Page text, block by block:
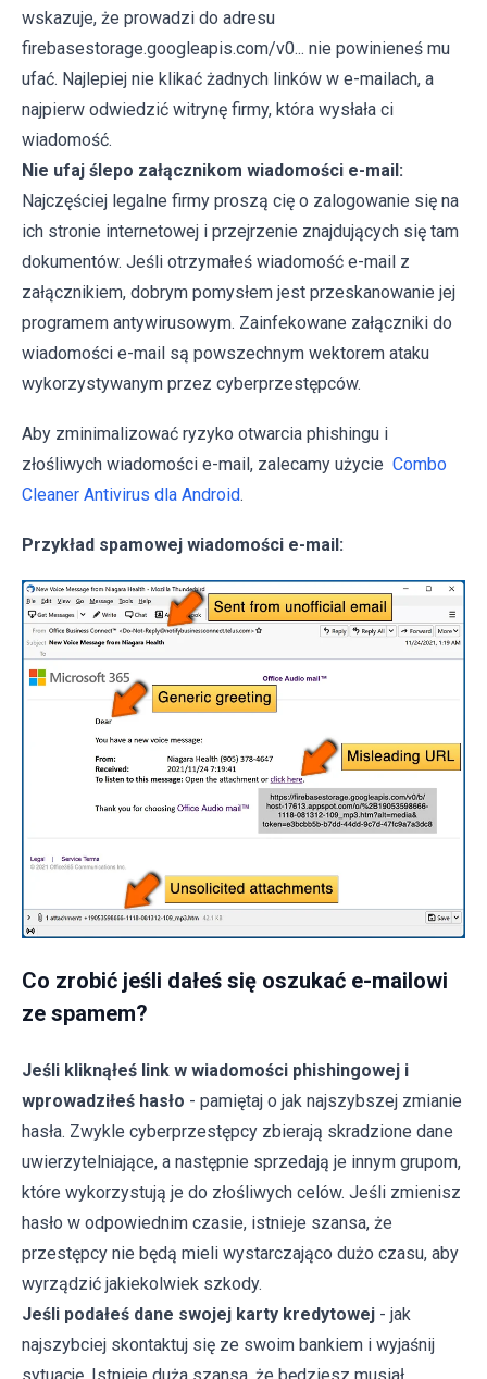
wskazuje, że prowadzi do adresu
firebasestorage.googleapis.com/v0... nie powinieneś mu
ufać. Najlepiej nie klikać żadnych linków w e-mailach, a
najpierw odwiedzić witrynę firmy, która wysłała ci
wiadomość.
Nie ufaj ślepo załącznikom wiadomości e-mail:
Najczęściej legalne firmy proszą cię o zalogowanie się na
ich stronie internetowej i przejrzenie znajdujących się tam
dokumentów. Jeśli otrzymałeś wiadomość e-mail z
załącznikiem, dobrym pomysłem jest przeskanowanie jej
programem antywirusowym. Zainfekowane załączniki do
wiadomości e-mail są powszechnym wektorem ataku
wykorzystywanym przez cyberprzestępców.
Aby zminimalizować ryzyko otwarcia phishingu i
złośliwych wiadomości e-mail, zalecamy użycie Combo
Cleaner Antivirus dla Android.
Przykład spamowej wiadomości e-mail:
Co zrobić jeśli dałeś się oszukać e-mailowi
ze spamem?
Jeśli kliknąłeś link w wiadomości phishingowej i
wprowadziłeś hasło - pamiętaj o jak najszybszej zmianie
hasła. Zwykle cyberprzestępcy zbierają skradzione dane
uwierzytelniające, a następnie sprzedają je innym grupom,
które wykorzystują je do złośliwych celów. Jeśli zmienisz
hasło w odpowiednim czasie, istnieje szansa, że
przestępcy nie będą mieli wystarczająco dużo czasu, aby
wyrządzić jakiekolwiek szkody.
Jeśli podałeś dane swojej karty kredytowej - jak
najszybciej skontaktuj się ze swoim bankiem i wyjaśnij